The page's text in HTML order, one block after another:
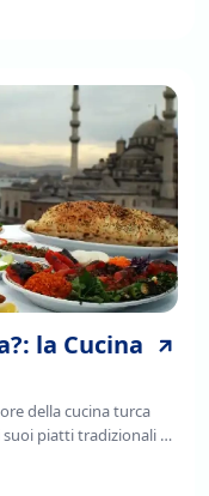
la Cucina
della cucina turca
piatti tradizionali ,
regionali,